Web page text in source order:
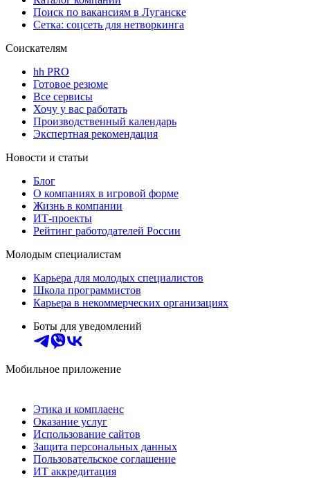
Поиск по вакансиям в Луганске
Сетка: соцсеть для нетворкинга
Соискателям
hh PRO
Готовое резюме
Все сервисы
Хочу у вас работать
Производственный календарь
Экспертная рекомендация
Новости и статьи
Блог
О компаниях в игровой форме
Жизнь в компании
ИТ-проекты
Рейтинг работодателей России
Молодым специалистам
Карьера для молодых специалистов
Школа программистов
Карьера в некоммерческих организациях
Боты для уведомлений
Мобильное приложение
Этика и комплаенс
Оказание услуг
Использование сайтов
Защита персональных данных
Пользовательское соглашение
ИТ аккредитация